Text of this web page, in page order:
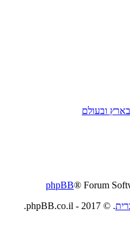
ובעולם
phpBB® Forum
. © 2017 - phpBB.co.il.